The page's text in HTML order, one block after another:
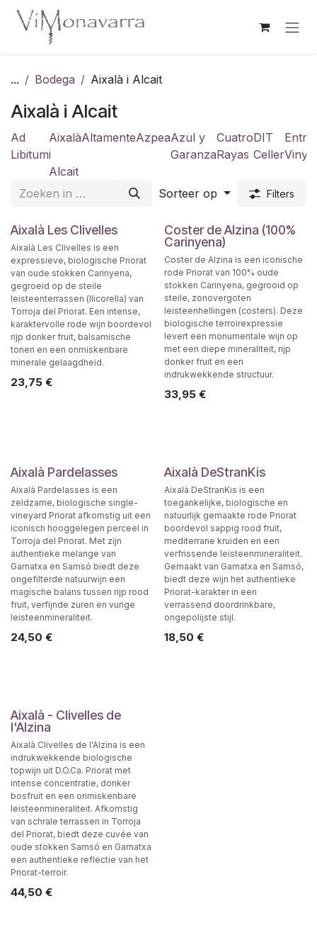
Overslaan naar inhoud
... Bodega Aixalà i Alcait
Aixalà i Alcait
Ad
Libitum
Aixalà
i
Alcait
AltamenteAzpeaAzul y
Garanza
Cuatro
Rayas
DIT
Celler
Entre
Sorteer op Filters
Aixalà Les Clivelles
Aixalà Les Clivelles is een
expressieve, biologische Priorat
van oude stokken Carinyena,
gegroeid op de steile
leisteenterrassen (llicorella) van
Torroja del Priorat. Een intense,
karaktervolle rode wijn boordevol
rijp donker fruit, balsamische
tonen en een onmiskenbare
minerale gelaagdheid.
23,75 €
Coster de Alzina (100%
Carinyena)
Coster de Alzina is een iconische
rode Priorat van 100% oude
stokken Carinyena, gegrooid op
steile, zonovergoten
leisteenhellingen (costers). Deze
biologische terroirexpressie
levert een monumentale wijn op
met een diepe mineraliteit, rijp
donker fruit en een
indrukwekkende structuur.
33,95€
Aixalà Pardelasses
Aixalà Pardelasses is een
zeldzame, biologische single-
vineyard Priorat afkomstig uit een
iconisch hooggelegen perceel in
Torroja del Priorat. Met zijn
authentieke melange van
Garnatxa en Samsó biedt deze
ongefilterde natuurwijn een
magische balans tussen rijp rood
fruit, verfijnde zuren en vurige
leisteenmineraliteit.
24,50 €
Aixalà DeStranKis
Aixalà DeStranKis is een
toegankelijke, biologische en
natuurlijk gemaakte rode Priorat
boordevol sappig rood fruit,
mediterrane kruiden en een
verfrissende leisteenmineraliteit.
Gemaakt van Garnatxa en Samsó,
biedt deze wijn het authentieke
Priorat-karakter in een
verrassend doordrinkbare,
ongepolijste stijl.
18,50 €
Aixalà - Clivelles de
l'Alzina
Aixalà Clivelles de l'Alzina is een
indrukwekkende biologische
topwijn uit D.O.Ca. Priorat met
intense concentratie, donker
bosfruit en een onmiskenbare
leisteenmineraliteit. Afkomstig
van schrale terrassen in Torroja
del Priorat, biedt deze cuvée van
oude stokken Samsó en Garnatxa
een authentieke reflectie van het
Priorat-terroir.
44,50 €